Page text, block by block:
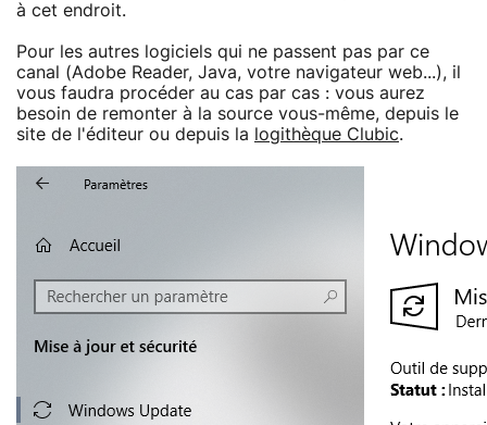
à cet endroit.
Pour les autres logiciels qui ne passent pas par ce
canal (Adobe Reader, Java, votre navigateur web...), il
vous faudra procéder au cas par cas : vous aurez
besoin de remonter à la source vous-même, depuis le
site de l'éditeur ou depuis la
logithèque Clubic.